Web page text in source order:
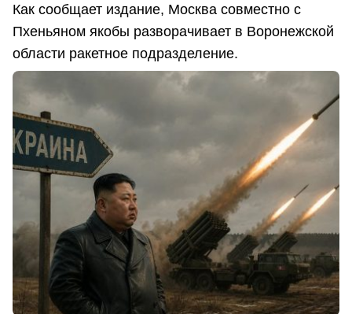
Как сообщает издание, Москва совместно с
Пхеньяном якобы разворачивает в Воронежской
области ракетное подразделение.